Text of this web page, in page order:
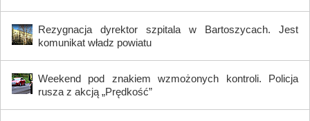
Rezygnacja dyrektor szpitala w Bartoszycach. Jest
komunikat władz powiatu
Weekend pod znakiem wzmożonych kontroli. Policja
rusza z akcją „Prędkość”